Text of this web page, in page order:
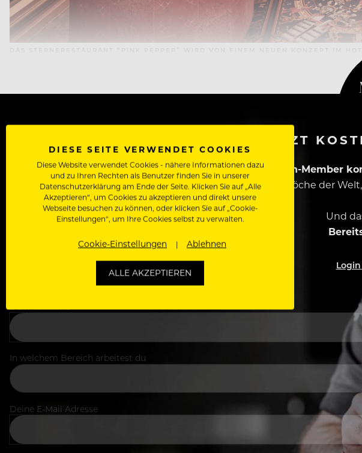
DAS STERNERESTAURANT “PINK PEPPER” WIRD VON EINEM NEUEN KONZEPT IM
WERDE JETZT
Als Rolling Pin-Member
Zugriff auf alle Artikel, Videos & Masterclasses der besten Köche der
Und
Dein Vorname
In welchem Bereich arbeitest du
Deine E-Mail Adresse
DIESE SEITE VERWENDET COOKIES
Diese Website verwendet Cookies - nähere Informationen dazu
und zu Ihren Rechten als Benutzer finden Sie in unserer
Datenschutzerklärung am Ende der Seite. Klicken Sie auf „Alle
Akzeptieren“, um Cookies zu akzeptieren und direkt unsere
Webseite besuchen zu können, oder klicken Sie auf „Cookie-
Einstellungen“, um Ihre Cookies selbst zu verwalten.
Cookie-Einstellungen Ablehnen
ALLE AKZEPTIEREN